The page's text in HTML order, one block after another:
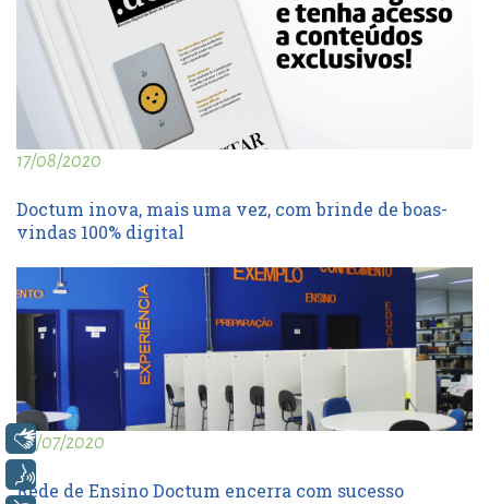
17/08/2020
Doctum inova, mais uma vez, com brinde de boas-
vindas 100% digital
20/07/2020
Rede de Ensino Doctum encerra com sucesso
Libras